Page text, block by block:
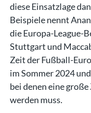
diese Einsatzlage
Beispiele nennt
die Europa-League-
Stuttgart und
Zeit der Fußball-
im Sommer 2024
bei denen eine
werden muss.